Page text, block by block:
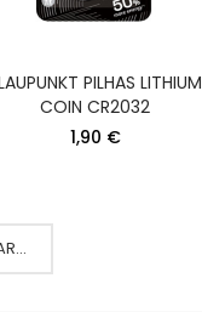
PILHAS LITHIUM
COIN CR2032
1,90 €